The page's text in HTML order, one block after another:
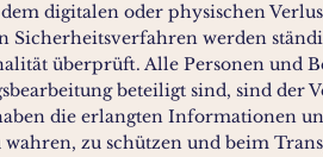
digitalen oder physischen
Sicherheitsverfahren werden
überprüft. Alle Personen und
beteiligt sind, sind der
die erlangten Informationen
wahren, zu schützen und beim